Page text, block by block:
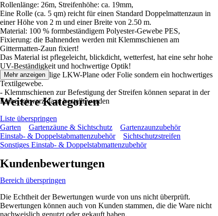
Rollenlänge: 26m, Streifenhöhe: ca. 19mm,
Eine Rolle (ca. 5 qm) reicht für einen Standard Doppelmattenzaun in
einer Höhe von 2 m und einer Breite von 2.50 m.
Material: 100 % formbeständigem Polyester-Gewebe PES,
Fixierung: die Bahnenden werden mit Klemmschienen am
Gittermatten-Zaun fixiert!
Das Material ist pflegeleicht, blickdicht, wetterfest, hat eine sehr hohe
UV-Beständigkeit und hochwertige Optik!
- Es ist keine billige LKW-Plane oder Folie sondern ein hochwertiges
Textilgewebe.
- Klemmschienen zur Befestigung der Streifen können separat in der
Farbe schwarz dazu bestellt werden
Mehr anzeigen
Weitere Kategorien
Liste überspringen
Garten
Gartenzäune & Sichtschutz
Gartenzaunzubehör
Einstab- & Doppelstabmattenzubehör
Sichtschutzstreifen
Sonstiges Einstab- & Doppelstabmattenzubehör
Kundenbewertungen
Bereich überspringen
Die Echtheit der Bewertungen wurde von uns nicht überprüft.
Bewertungen können auch von Kunden stammen, die die Ware nicht
nachweislich genutzt oder gekauft haben.